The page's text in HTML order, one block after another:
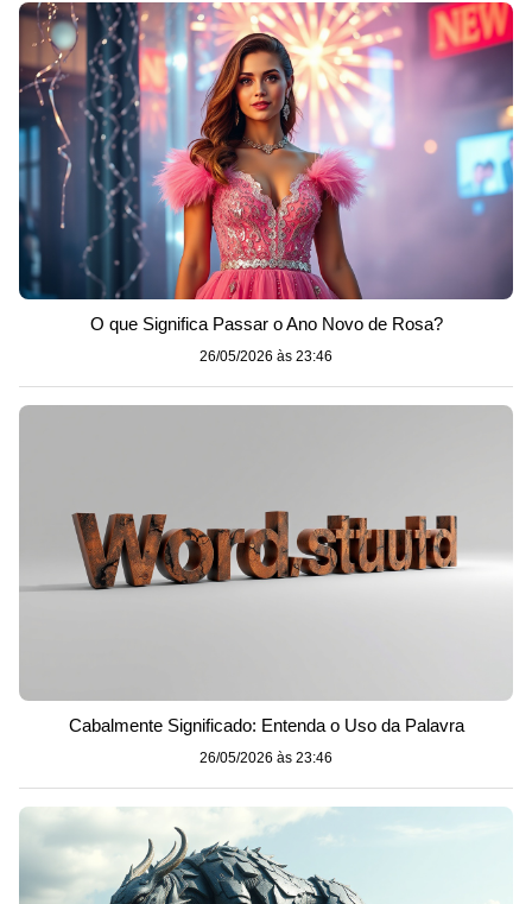
O que Significa Passar o Ano Novo de Rosa?
26/05/2026 às 23:46
Cabalmente Significado: Entenda o Uso da Palavra
26/05/2026 às 23:46